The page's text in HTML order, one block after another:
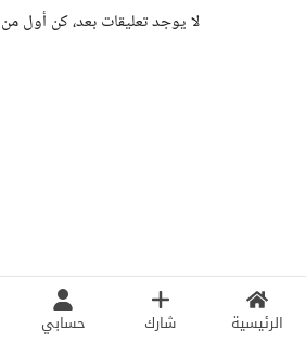
الرئيسية شارك حسابي
لا يوجد تعليقات بعد، كن أول